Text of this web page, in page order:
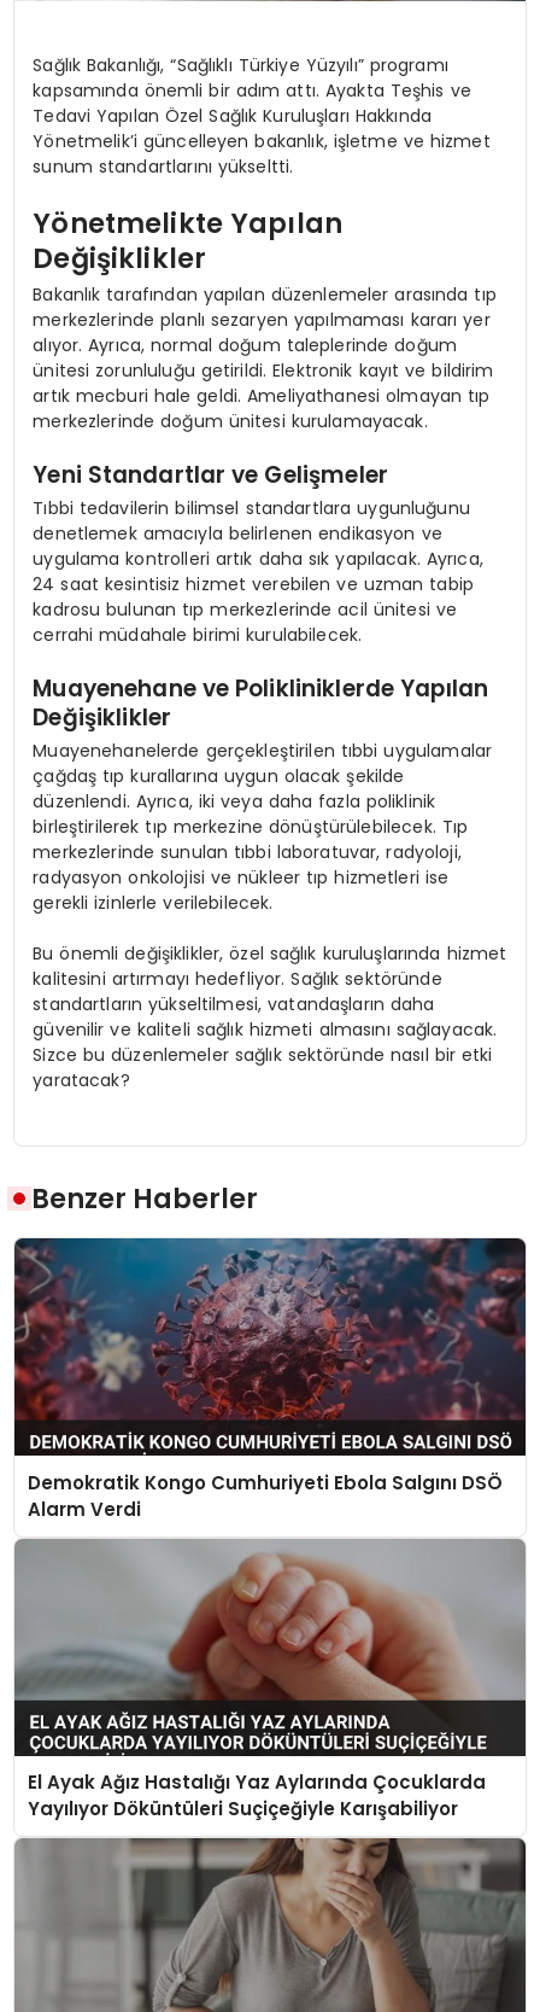
Sağlık Bakanlığı, “Sağlıklı Türkiye Yüzyılı” programı
kapsamında önemli bir adım attı. Ayakta Teşhis ve
Tedavi Yapılan Özel Sağlık Kuruluşları Hakkında
Yönetmelik’i güncelleyen bakanlık, işletme ve hizmet
sunum standartlarını yükseltti.
Yönetmelikte Yapılan
Değişiklikler
Bakanlık tarafından yapılan düzenlemeler arasında tıp
merkezlerinde planlı sezaryen yapılmaması kararı yer
alıyor. Ayrıca, normal doğum taleplerinde doğum
ünitesi zorunluluğu getirildi. Elektronik kayıt ve bildirim
artık mecburi hale geldi. Ameliyathanesi olmayan tıp
merkezlerinde doğum ünitesi kurulamayacak.
Yeni Standartlar ve Gelişmeler
Tıbbi tedavilerin bilimsel standartlara uygunluğunu
denetlemek amacıyla belirlenen endikasyon ve
uygulama kontrolleri artık daha sık yapılacak. Ayrıca,
24 saat kesintisiz hizmet verebilen ve uzman tabip
kadrosu bulunan tıp merkezlerinde acil ünitesi ve
cerrahi müdahale birimi kurulabilecek.
Muayenehane ve Polikliniklerde Yapılan
Değişiklikler
Muayenehanelerde gerçekleştirilen tıbbi uygulamalar
çağdaş tıp kurallarına uygun olacak şekilde
düzenlendi. Ayrıca, iki veya daha fazla poliklinik
birleştirilerek tıp merkezine dönüştürülebilecek. Tıp
merkezlerinde sunulan tıbbi laboratuvar, radyoloji,
radyasyon onkolojisi ve nükleer tıp hizmetleri ise
gerekli izinlerle verilebilecek.
Bu önemli değişiklikler, özel sağlık kuruluşlarında hizmet
kalitesini artırmayı hedefliyor. Sağlık sektöründe
standartların yükseltilmesi, vatandaşların daha
güvenilir ve kaliteli sağlık hizmeti almasını sağlayacak.
Sizce bu düzenlemeler sağlık sektöründe nasıl bir etki
yaratacak?
Benzer Haberler
Demokratik Kongo Cumhuriyeti Ebola Salgını DSÖ
Alarm Verdi
El Ayak Ağız Hastalığı Yaz Aylarında Çocuklarda
Yayılıyor Döküntüleri Suçiçeğiyle Karışabiliyor